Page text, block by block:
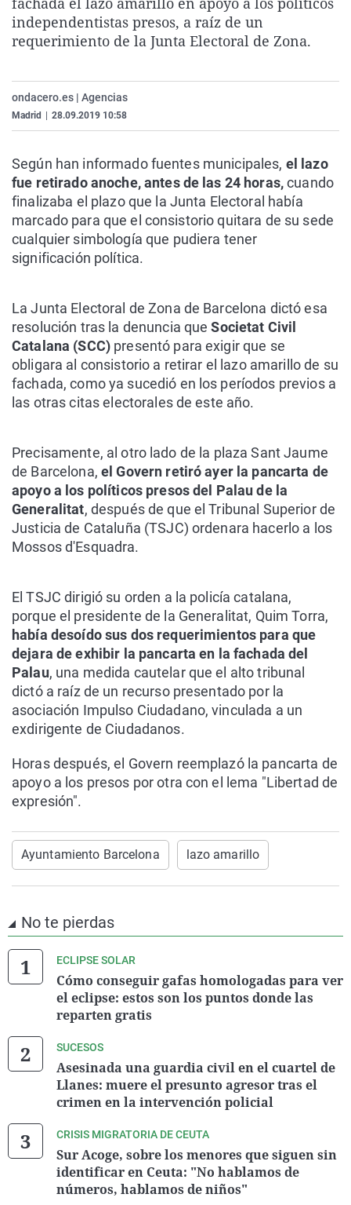
La rosa de los vientos
Gente viajera
Caso
Retornados
Extremadura
Galicia
Virales
Televisión
independentistas presos, a raíz de un
requerimiento de la Junta Electoral de Zona.
ondacero.es | Agencias
Madrid 28.09.2019 10:58
Según han informado fuentes municipales, el lazo
fue retirado anoche, antes de las 24 horas,cuando
finalizaba el plazo que la Junta Electoral había
marcado para que el consistorio quitara de su sede
cualquier simbología que pudiera tener
significación política.
La Junta Electoral de Zona de Barcelona dictó esa
resolución tras la denuncia queSocietat Civil
Catalana (SCC) presentó para exigir que se
obligara al consistorio a retirar el lazo amarillo de su
fachada, como ya sucedió en los períodos previos a
las otras citas electorales de este año.
Precisamente, al otro lado de la plaza Sant Jaume
de Barcelona, el Govern retiró ayer la pancarta de
apoyo a los políticos presos del Palau de la
Generalitat, después de que el Tribunal Superior de
Justicia de Cataluña (TSJC) ordenara hacerlo a los
Mossos d'Esquadra.
El TSJC dirigió su orden a la policía catalana,
porque el presidente de la Generalitat, Quim Torra,
había desoído sus dos requerimientos para que
dejara de exhibir la pancarta en la fachada del
Palau, una medida cautelar que el alto tribunal
dictó a raíz de un recurso presentado por la
asociación Impulso Ciudadano, vinculada a un
exdirigente de Ciudadanos.
Horas después, el Govern reemplazó la pancarta de
apoyo a los presos por otra con el lema "Libertad de
expresión".
Ayuntamiento Barcelona lazo amarillo
No te pierdas
ECLIPSE SOLAR
Cómo conseguir gafas homologadas para ver
el eclipse: estos son los puntos donde las
reparten gratis
SUCESOS
Asesinada una guardia civil en el cuartel de
Llanes: muere el presunto agresor tras el
crimen en la intervención policial
CRISIS MIGRATORIA DE CEUTA
Sur Acoge, sobre los menores que siguen sin
identificar en Ceuta: "No hablamos de
números, hablamos de niños"